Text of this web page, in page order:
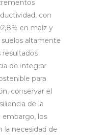
con
en maíz y
suelos altamente
resultados
de integrar
para
conservar el
de la
embargo, los
la necesidad de